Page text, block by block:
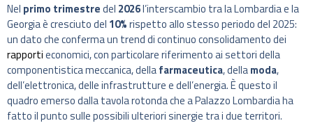
Nel primo trimestredel 2026l’interscambio tra la Lombardia e la
Georgia è cresciuto del 10%rispetto allo stesso periodo del 2025:
un dato che conferma un trend di continuo consolidamento dei
rapportieconomici, con particolare riferimento ai settori della
componentistica meccanica, dellafarmaceutica, dellamoda,
dell’elettronica, delle infrastrutture e dell’energia. È questo il
quadro emerso dalla tavola rotonda che a Palazzo Lombardia ha
fatto il punto sulle possibili ulteriori sinergie tra i due territori.